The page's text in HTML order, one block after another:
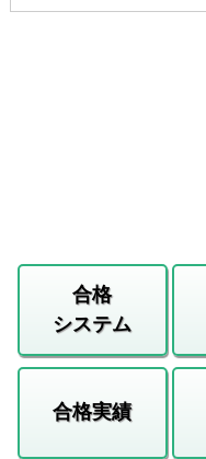
合格
システム
合格実績